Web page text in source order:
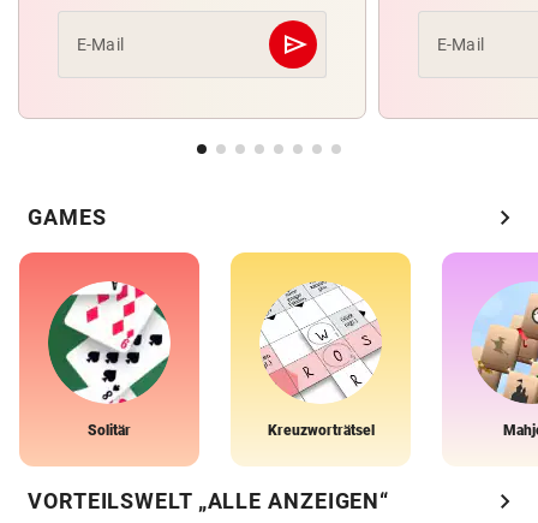
E-Mail send
Abschicken E-Mail
GAMES chevron_right
Solitär Kreuzworträtsel
VORTEILSWELT „ALLE ANZEIGEN“ chevron_right